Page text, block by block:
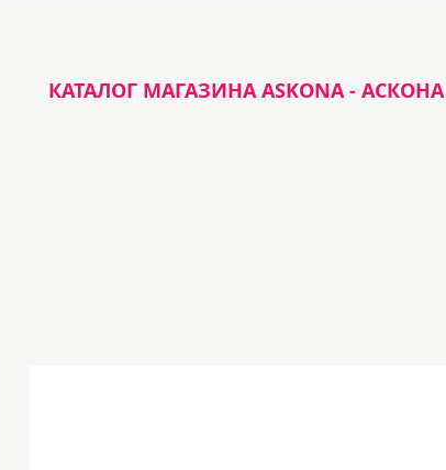
КАТАЛОГ МАГАЗИНА ASKONA - АСКОНА